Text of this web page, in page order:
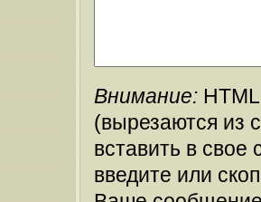
Внимание:
(вырезаются из
вставить в
введите или